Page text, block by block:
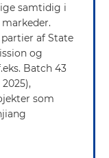
samtidig i
af State
og
Batch 43
som